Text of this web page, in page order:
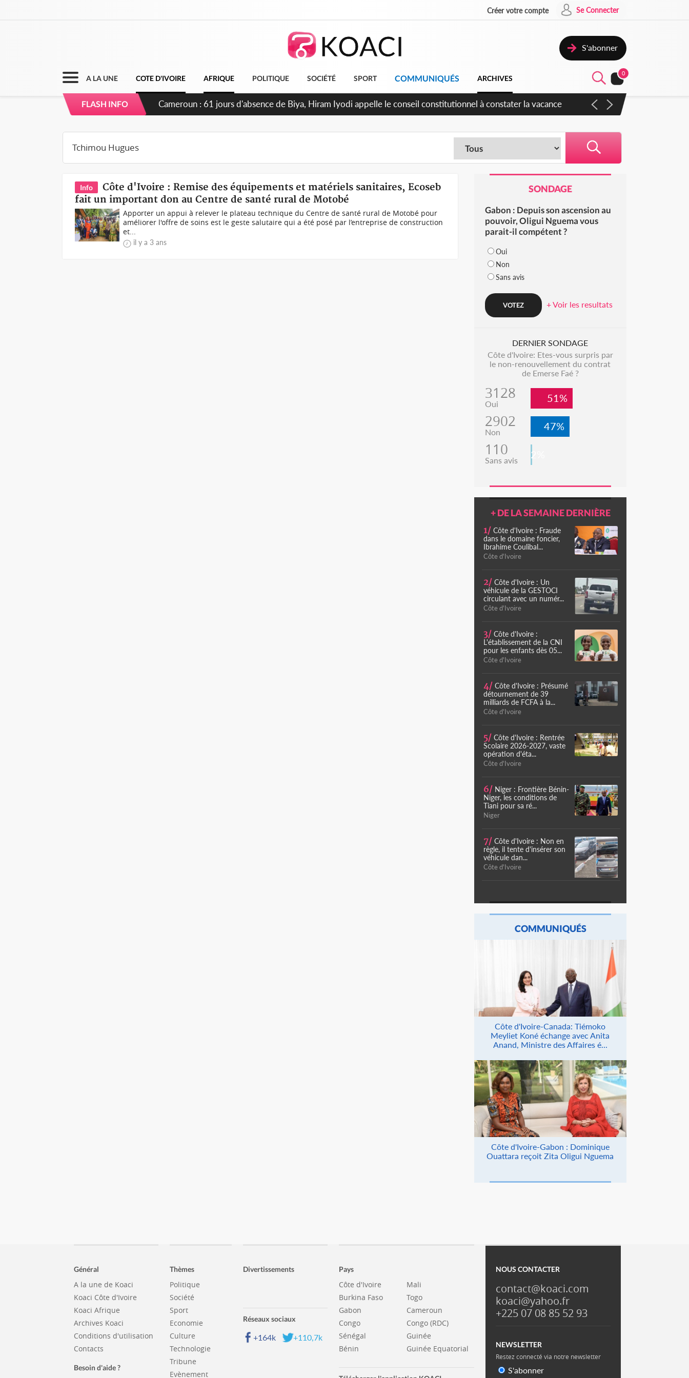
Créer votre compte Se Connecter
S'abonner
A LA UNE COTE D'IVOIRE AFRIQUE POLITIQUE SOCIÉTÉ SPORT COMMUNIQUÉS ARCHIVES
0
FLASH INFO
Cameroun : 61 jours d'absence de Biya, Hiram Iyodi appelle le conseil constitutionnel à constater la vacance
Info
Côte d'Ivoire : Remise des équipements et matériels sanitaires, Ecoseb
fait un important don au Centre de santé rural de Motobé
Apporter un appui à relever le plateau technique du Centre de santé rural de Motobé pour
améliorer l'offre de soins est le geste salutaire qui a été posé par l’entreprise de construction
et...
il y a 3 ans
SONDAGE
Gabon : Depuis son ascension au
pouvoir, Oligui Nguema vous
parait-il compétent ?
Oui
Non
Sans avis
+ Voir les resultats
DERNIER SONDAGE
Côte d'Ivoire: Etes-vous surpris par
le non-renouvellement du contrat
de Emerse Faé ?
3128
Oui 51%
2902
Non 47%
110
Sans avis 2%
+ DE LA SEMAINE DERNIÈRE
1/ Côte d'Ivoire : Fraude
dans le domaine foncier,
Ibrahime Coulibal...
Côte d'Ivoire
2/ Côte d'Ivoire : Un
véhicule de la GESTOCI
circulant avec un numér...
Côte d'Ivoire
3/ Côte d'Ivoire :
L'établissement de la CNI
pour les enfants dès 05...
Côte d'Ivoire
4/ Côte d'Ivoire : Présumé
détournement de 39
milliards de FCFA à la...
Côte d'Ivoire
5/ Côte d'Ivoire : Rentrée
Scolaire 2026-2027, vaste
opération d'éta...
Côte d'Ivoire
6/ Niger : Frontière Bénin-
Niger, les conditions de
Tiani pour sa ré...
Niger
7/ Côte d'Ivoire : Non en
règle, il tente d'insérer son
véhicule dan...
Côte d'Ivoire
COMMUNIQUÉS
Côte d'Ivoire-Canada: Tiémoko
Meyliet Koné échange avec Anita
Anand, Ministre des Affaires é...
Côte d'Ivoire-Gabon : Dominique
Ouattara reçoit Zita Oligui Nguema
Général
A la une de Koaci
Koaci Côte d'Ivoire
Koaci Afrique
Archives Koaci
Conditions d'utilisation
Contacts
Besoin d'aide ?
Thèmes
Politique
Société
Sport
Economie
Culture
Technologie
Tribune
Evènement
Divertissements
Réseaux sociaux
+164k +110,7k
Pays
Côte d'Ivoire
Burkina Faso
Gabon
Congo
Sénégal
Bénin
Mali
Togo
Cameroun
Congo (RDC)
Guinée
Guinée Equatorial
NOUS CONTACTER
contact@koaci.com
koaci@yahoo.fr
+225 07 08 85 52 93
NEWSLETTER
Restez connecté via notre newsletter
S'abonner